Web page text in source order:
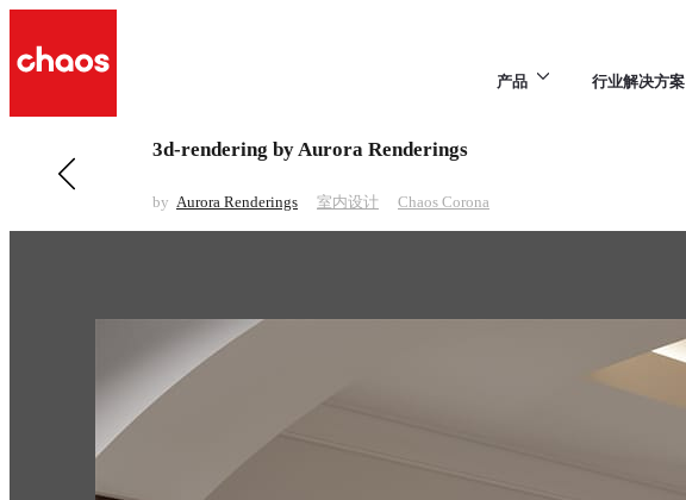
产品 行业解决方案
前一 室内设计
3d-rendering by Aurora Renderings
by Aurora Renderings 室内设计 Chaos Corona